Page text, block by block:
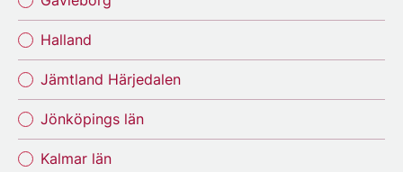
Halland
Jämtland Härjedalen
Jönköpings län
Kalmar län